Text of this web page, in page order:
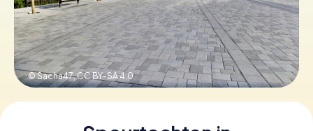
Koop cadeaubonnen
© Sacha47,CC BY-SA 4.0